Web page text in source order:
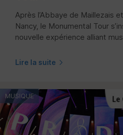
Après l’Abbaye de Maillezais
Nancy, le Monumental Tour
nouvelle expérience alliant
Lire la suite
MUSIQUE